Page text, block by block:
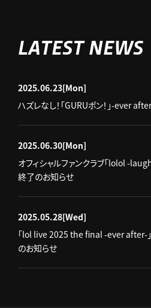
LATEST NEWS
2025.06.23[Mon]
ハズレなし！「GURUポン！」-ever
2025.06.30[Mon]
オフィシャルファンクラブ「lolol -
終了のお知らせ
2025.05.28[Wed]
「lol live 2025 the final -ever after-
のお知らせ